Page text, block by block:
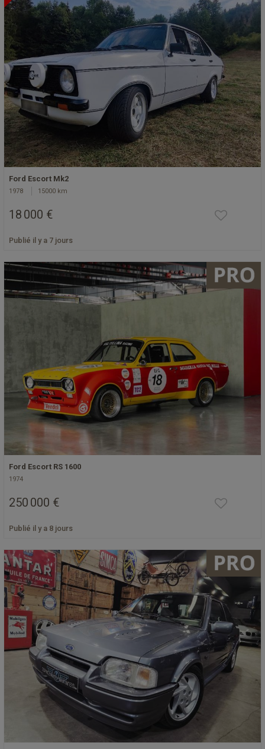
Ford Escort Mk2
1978 15000 km
18 000 €
Publié il y a 7 jours
Ford Escort RS 1600
1974
250 000 €
Publié il y a 8 jours